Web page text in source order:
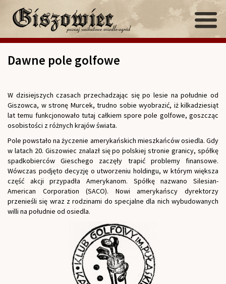
Dawne pole golfowe
W dzisiejszych czasach przechadzając się po lesie na południe od
Giszowca, w stronę Murcek, trudno sobie wyobrazić, iż kilkadziesiąt
lat temu funkcjonowało tutaj całkiem spore pole golfowe, goszcząc
osobistości z różnych krajów świata.
Pole powstało na życzenie amerykańskich mieszkańców osiedla. Gdy
w latach 20. Giszowiec znalazł się po polskiej stronie granicy, spółkę
spadkobierców Gieschego zaczęły trapić problemy finansowe.
Wówczas podjęto decyzję o utworzeniu holdingu, w którym większa
część akcji przypadła Amerykanom. Spółkę nazwano Silesian-
American Corporation (SACO). Nowi amerykańscy dyrektorzy
przenieśli się wraz z rodzinami do specjalne dla nich wybudowanych
willi na południe od osiedla.